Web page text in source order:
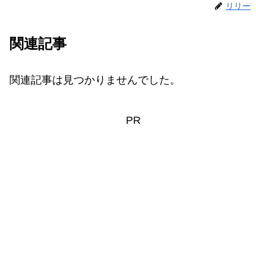
リリー
関連記事
関連記事は見つかりませんでした。
PR